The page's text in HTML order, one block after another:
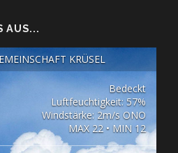
AUS...
KRÜSEL
Bedeckt
Luftfeuchtigkeit: 57%
Windstärke: 2m/s ONO
MAX 22 • MIN 12